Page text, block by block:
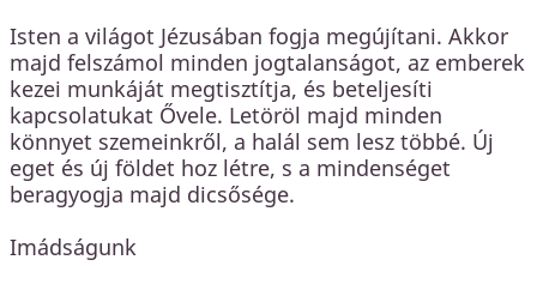
Isten a világot Jézusában fogja megújítani. Akkor
majd felszámol minden jogtalanságot, az emberek
kezei munkáját megtisztítja, és beteljesíti
kapcsolatukat Ővele. Letöröl majd minden
könnyet szemeinkről, a halál sem lesz többé. Új
eget és új földet hoz létre, s a mindenséget
beragyogja majd dicsősége.
Imádságunk